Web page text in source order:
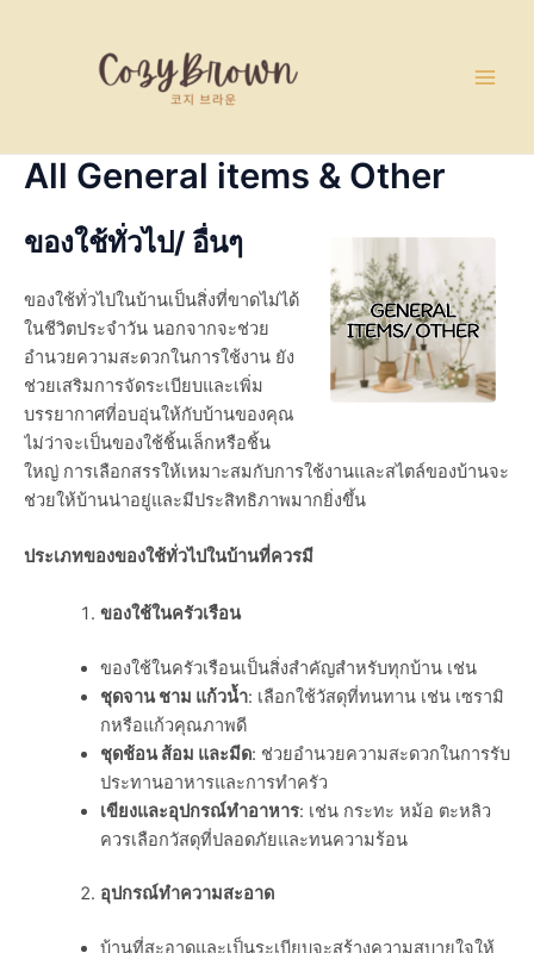
All General items & Other
ของใช้ทั่วไป/ อื่นๆ
ของใช้ทั่วไปในบ้านเป็นสิ่งที่ขาดไม่ได้
ในชีวิตประจำวัน นอกจากจะช่วย
อำนวยความสะดวกในการใช้งาน ยัง
ช่วยเสริมการจัดระเบียบและเพิ่ม
บรรยากาศที่อบอุ่นให้กับบ้านของคุณ
ไม่ว่าจะเป็นของใช้ชิ้นเล็กหรือชิ้น
ใหญ่ การเลือกสรรให้เหมาะสมกับการใช้งานและสไตล์ของบ้านจะ
ช่วยให้บ้านน่าอยู่และมีประสิทธิภาพมากยิ่งขึ้น
ประเภทของของใช้ทั่วไปในบ้านที่ควรมี
ของใช้ในครัวเรือน
ของใช้ในครัวเรือนเป็นสิ่งสำคัญสำหรับทุกบ้าน เช่น
ชุดจาน ชาม แก้วน้ำ: เลือกใช้วัสดุที่ทนทาน เช่น เซรามิ
กหรือแก้วคุณภาพดี
ชุดช้อน ส้อม และมีด: ช่วยอำนวยความสะดวกในการรับ
ประทานอาหารและการทำครัว
เขียงและอุปกรณ์ทำอาหาร: เช่น กระทะ หม้อ ตะหลิว
ควรเลือกวัสดุที่ปลอดภัยและทนความร้อน
อุปกรณ์ทำความสะอาด
บ้านที่สะอาดและเป็นระเบียบจะสร้างความสบายใจให้